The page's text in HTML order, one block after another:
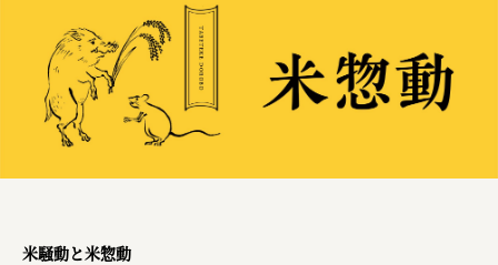
ユウキ食品株式会社、株式会社広明通信社
株式会社ひらく
株式会社ニューテックシンセイ
PALAB
米騒動と米惣動